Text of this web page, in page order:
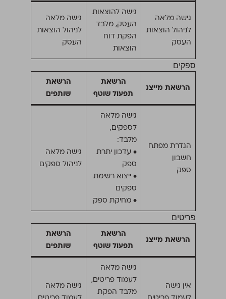
גישה מלאה
לניהול הוצאות
העסק
גישה להוצאות
העסק, מלבד
הפקת דוח
הוצאות
גישה מלאה
לניהול הוצאות
העסק
ספקים
הרשאת מייצג
הרשאת
תפעול שוטף
הרשאת
שותפים
הגדרת מפתח
חשבון
ספק
גישה מלאה
לספקים,
מלבד:
• עדכון יתרת
ספק
• ייצוא רשימת
ספקים
• מחיקת ספק
גישה מלאה
לניהול ספקים
פריטים
הרשאת מייצג
הרשאת
תפעול שוטף
הרשאת
שותפים
אין גישה
גישה מלאה
לעמוד פריטים,
מלבד הפקת
גישה מלאה